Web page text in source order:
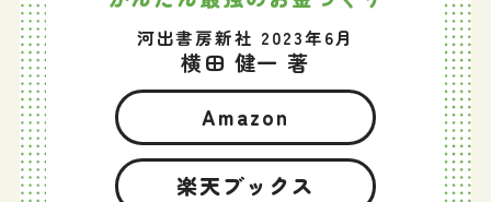
河出書房新社 2023年6月
横田 健一 著
Amazon
楽天ブックス